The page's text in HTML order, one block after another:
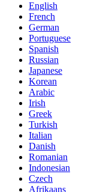
English
French
German
Portuguese
Spanish
Russian
Japanese
Korean
Arabic
Irish
Greek
Turkish
Italian
Danish
Romanian
Indonesian
Czech
Afrikaans